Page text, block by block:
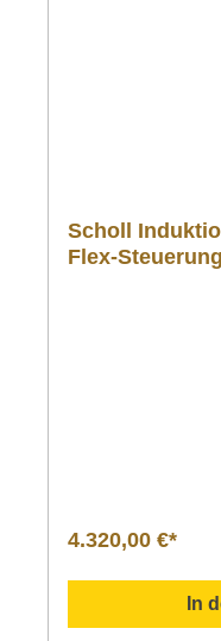
Scholl
Flex-
4.320,00 €*
In